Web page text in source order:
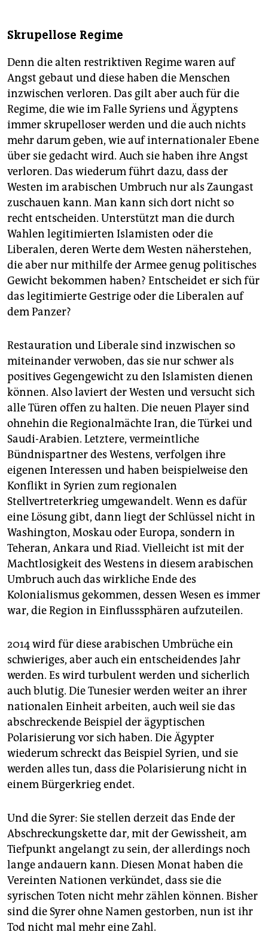
Skrupellose Regime
Denn die alten restriktiven Regime waren auf
Angst gebaut und diese haben die Menschen
inzwischen verloren. Das gilt aber auch für die
Regime, die wie im Falle Syriens und Ägyptens
immer skrupelloser werden und die auch nichts
mehr darum geben, wie auf internationaler Ebene
über sie gedacht wird. Auch sie haben ihre Angst
verloren. Das wiederum führt dazu, dass der
Westen im arabischen Umbruch nur als Zaungast
zuschauen kann. Man kann sich dort nicht so
recht entscheiden. Unterstützt man die durch
Wahlen legitimierten Islamisten oder die
Liberalen, deren Werte dem Westen näherstehen,
die aber nur mithilfe der Armee genug politisches
Gewicht bekommen haben? Entscheidet er sich für
das legitimierte Gestrige oder die Liberalen auf
dem Panzer?
Restauration und Liberale sind inzwischen so
miteinander verwoben, das sie nur schwer als
positives Gegengewicht zu den Islamisten dienen
können. Also laviert der Westen und versucht sich
alle Türen offen zu halten. Die neuen Player sind
ohnehin die Regionalmächte Iran, die Türkei und
Saudi-Arabien. Letztere, vermeintliche
Bündnispartner des Westens, verfolgen ihre
eigenen Interessen und haben beispielweise den
Konflikt in Syrien zum regionalen
Stellvertreterkrieg umgewandelt. Wenn es dafür
eine Lösung gibt, dann liegt der Schlüssel nicht in
Washington, Moskau oder Europa, sondern in
Teheran, Ankara und Riad. Vielleicht ist mit der
Machtlosigkeit des Westens in diesem arabischen
Umbruch auch das wirkliche Ende des
Kolonialismus gekommen, dessen Wesen es immer
war, die Region in Einflusssphären aufzuteilen.
2014 wird für diese arabischen Umbrüche ein
schwieriges, aber auch ein entscheidendes Jahr
werden. Es wird turbulent werden und sicherlich
auch blutig. Die Tunesier werden weiter an ihrer
nationalen Einheit arbeiten, auch weil sie das
abschreckende Beispiel der ägyptischen
Polarisierung vor sich haben. Die Ägypter
wiederum schreckt das Beispiel Syrien, und sie
werden alles tun, dass die Polarisierung nicht in
einem Bürgerkrieg endet.
Und die Syrer: Sie stellen derzeit das Ende der
Abschreckungskette dar, mit der Gewissheit, am
Tiefpunkt angelangt zu sein, der allerdings noch
lange andauern kann. Diesen Monat haben die
Vereinten Nationen verkündet, dass sie die
syrischen Toten nicht mehr zählen können. Bisher
sind die Syrer ohne Namen gestorben, nun ist ihr
Tod nicht mal mehr eine Zahl.